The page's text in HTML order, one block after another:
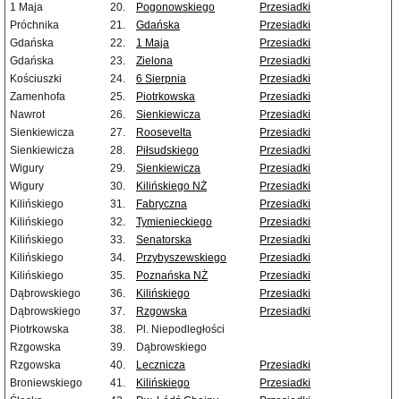
1 Maja
20. Pogonowskiego
Przesiadki
Próchnika
21. Gdańska
Przesiadki
Gdańska
22. 1 Maja
Przesiadki
Gdańska
23. Zielona
Przesiadki
Kościuszki
24. 6 Sierpnia
Przesiadki
Zamenhofa
25. Piotrkowska
Przesiadki
Nawrot
26. Sienkiewicza
Przesiadki
Sienkiewicza
27. Roosevelta
Przesiadki
Sienkiewicza
28. Piłsudskiego
Przesiadki
Wigury
29. Sienkiewicza
Przesiadki
Wigury
30. Kilińskiego NŻ
Przesiadki
Kilińskiego
31. Fabryczna
Przesiadki
Kilińskiego
32. Tymienieckiego
Przesiadki
Kilińskiego
33. Senatorska
Przesiadki
Kilińskiego
34. Przybyszewskiego
Przesiadki
Kilińskiego
35. Poznańska NŻ
Przesiadki
Dąbrowskiego
36. Kilińskiego
Przesiadki
Dąbrowskiego
37. Rzgowska
Przesiadki
Piotrkowska
38.
Pl. Niepodległości
Rzgowska
39.
Dąbrowskiego
Rzgowska
40. Lecznicza
Przesiadki
Broniewskiego
41. Kilińskiego
Przesiadki